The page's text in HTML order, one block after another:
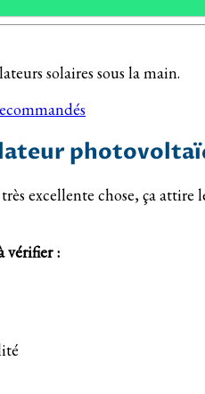
solaires sous la main.
excellente chose, ça
vérifier :